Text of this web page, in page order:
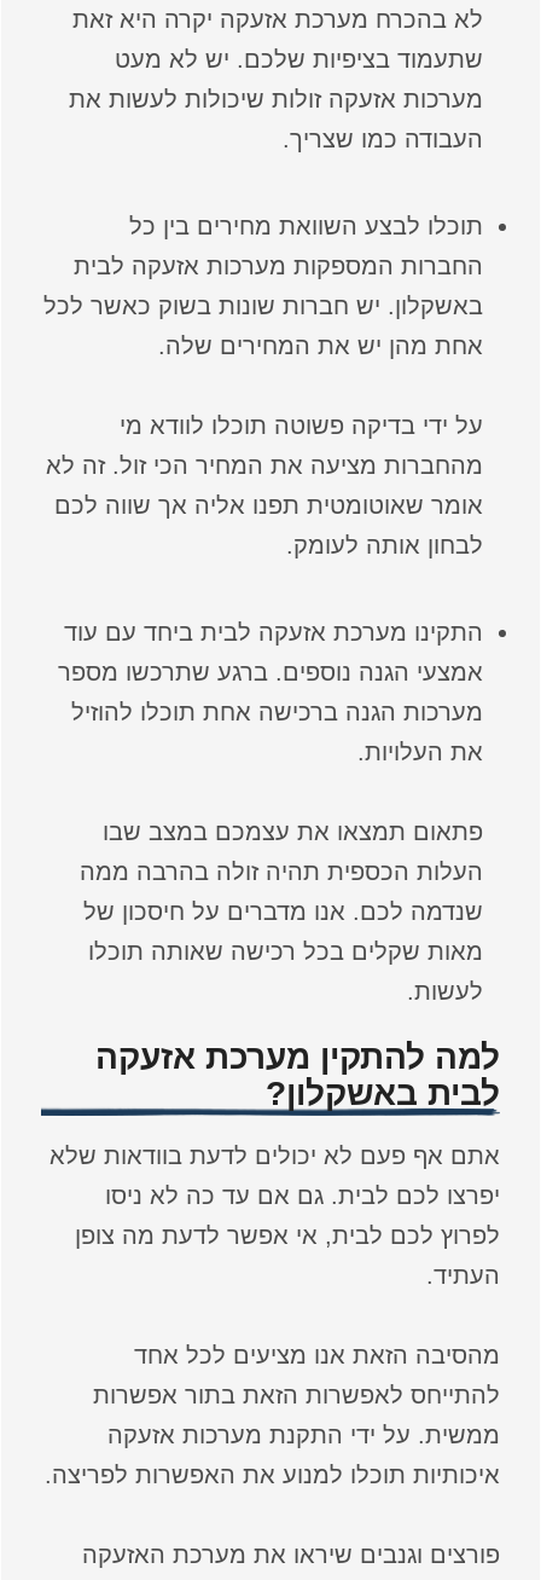
לא בהכרח מערכת אזעקה יקרה היא זאת
שתעמוד בציפיות שלכם. יש לא מעט
מערכות אזעקה זולות שיכולות לעשות את
העבודה כמו שצריך.
תוכלו לבצע השוואת מחירים בין כל
החברות המספקות מערכות אזעקה לבית
באשקלון. יש חברות שונות בשוק כאשר לכל
אחת מהן יש את המחירים שלה.
על ידי בדיקה פשוטה תוכלו לוודא מי
מהחברות מציעה את המחיר הכי זול. זה לא
אומר שאוטומטית תפנו אליה אך שווה לכם
לבחון אותה לעומק.
התקינו מערכת אזעקה לבית ביחד עם עוד
אמצעי הגנה נוספים. ברגע שתרכשו מספר
מערכות הגנה ברכישה אחת תוכלו להוזיל
את העלויות.
פתאום תמצאו את עצמכם במצב שבו
העלות הכספית תהיה זולה בהרבה ממה
שנדמה לכם. אנו מדברים על חיסכון של
מאות שקלים בכל רכישה שאותה תוכלו
לעשות.
למה להתקין מערכת אזעקה
לבית באשקלון?
אתם אף פעם לא יכולים לדעת בוודאות שלא
יפרצו לכם לבית. גם אם עד כה לא ניסו
לפרוץ לכם לבית, אי אפשר לדעת מה צופן
העתיד.
מהסיבה הזאת אנו מציעים לכל אחד
להתייחס לאפשרות הזאת בתור אפשרות
ממשית. על ידי התקנת מערכות אזעקה
איכותיות תוכלו למנוע את האפשרות לפריצה.
פורצים וגנבים שיראו את מערכת האזעקה